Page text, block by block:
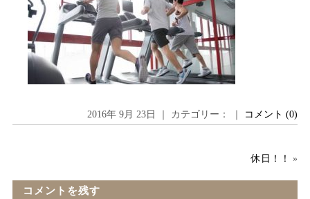
2016年 9月 23日 ｜ カテゴリー： ｜ コメント (0)
休日！！ »
コメントを残す